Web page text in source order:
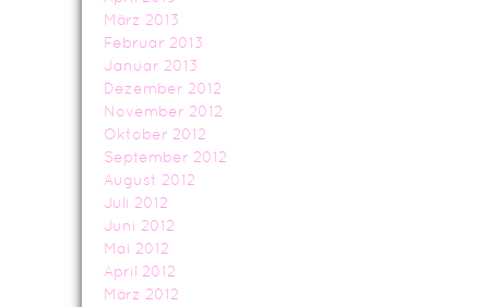
März 2013
Februar 2013
Januar 2013
Dezember 2012
November 2012
Oktober 2012
September 2012
August 2012
Juli 2012
Juni 2012
Mai 2012
April 2012
März 2012